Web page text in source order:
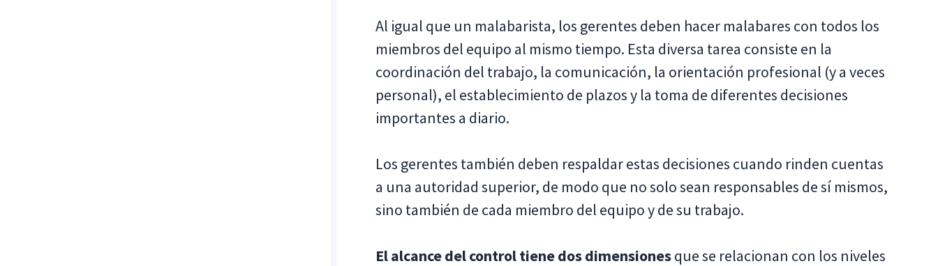
Al igual que un malabarista, los gerentes deben hacer malabares con todos los
miembros del equipo al mismo tiempo. Esta diversa tarea consiste en la
coordinación del trabajo, la comunicación, la orientación profesional (y a veces
personal), el establecimiento de plazos y la toma de diferentes decisiones
importantes a diario.
Los gerentes también deben respaldar estas decisiones cuando rinden cuentas
a una autoridad superior, de modo que no solo sean responsables de sí mismos,
sino también de cada miembro del equipo y de su trabajo.
El alcance del control tiene dos dimensionesque se relacionan con los niveles